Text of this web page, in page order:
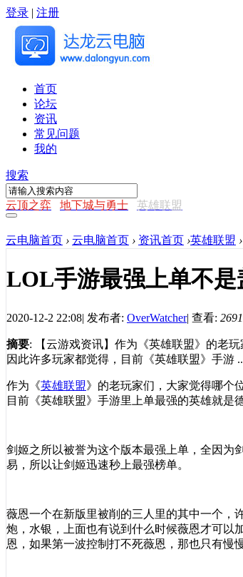
登录 | 注册
首页
论坛
资讯
常见问题
我的
搜索
云顶之弈 地下城与勇士 英雄联盟
云电脑首页 › 云电脑首页 › 资讯首页 ›英雄联盟 ›
LOL手游最强上单不是
2020-12-2 22:08| 发布者: OverWatcher| 查看:
摘要: 【云游戏资讯】作为《英雄联盟》的老
因此许多玩家都觉得，目前《英雄联盟》手游
作为《英雄联盟》的老玩家们，大家觉得哪个
目前《英雄联盟》手游里上单最强的英雄就是
剑姬之所以被誉为这个版本最强上单，全因为
易，所以让剑姬迅速秒上最强榜单。
薇恩一个在新版里被削的三人里的其中一个，
炮，水银，上面也有说到什么时候薇恩才可以
恩，如果第一波控制打不死薇恩，那也只有慢